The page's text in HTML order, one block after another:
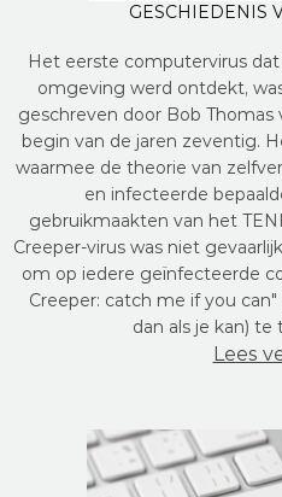
GESCHIEDENIS
Het eerste computervirus
omgeving werd ontdekt,
geschreven door Bob
begin van de jaren zeventig.
waarmee de theorie van
en infecteerde
gebruikmaakten van het
Creeper-virus was niet
om op iedere geïnfecteerde
Creeper: catch me if you
dan als je kan)
Lees